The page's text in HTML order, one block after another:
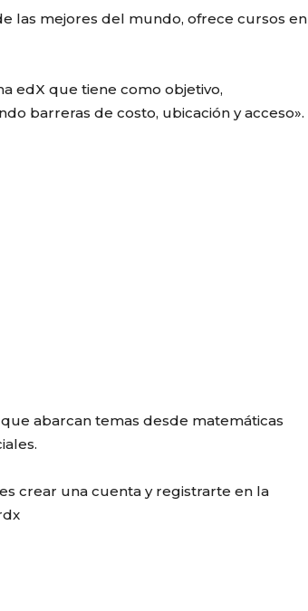
las mejores del mundo, ofrece cursos en
edX que tiene como objetivo,
barreras de costo, ubicación y acceso».
abarcan temas desde matemáticas
crear una cuenta y registrarte en la